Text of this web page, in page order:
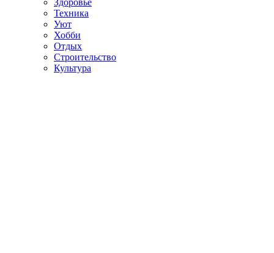
Здоровье
Техника
Уют
Хобби
Отдых
Строительство
Культура